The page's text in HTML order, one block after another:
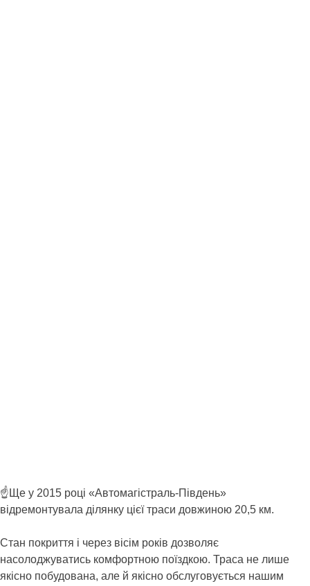
☝️Ще у 2015 році «Автомагістраль-Південь»
відремонтувала ділянку цієї траси довжиною 20,5 км.
Стан покриття і через вісім років дозволяє
насолоджуватись комфортною поїздкою. Траса не лише
якісно побудована, але й якісно обслуговується нашим